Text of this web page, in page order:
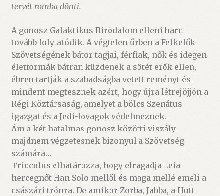
tervét romba dönti.
A gonosz Galaktikus Birodalom elleni harc
tovább folytatódik. A végtelen űrben a Felkelők
Szövetségének bátor tagjai, férfiak, nők és idegen
életformák bátran küzdenek a sötét erők ellen,
ébren tartják a szabadságba vetett reményt és
mindent megtesznek azért, hogy újra létrejöjjön a
Régi Köztársaság, amelyet a bölcs Szenátus
igazgat és a Jedi-lovagok védelmeznek.
Ám a két hatalmas gonosz közötti viszály
majdnem végzetesnek bizonyul a Szövetség
számára…
Trioculus elhatározza, hogy elragadja Leia
hercegnőt Han Solo mellől és maga mellé emeli a
császári trónra. De amikor Zorba, Jabba, a Hutt